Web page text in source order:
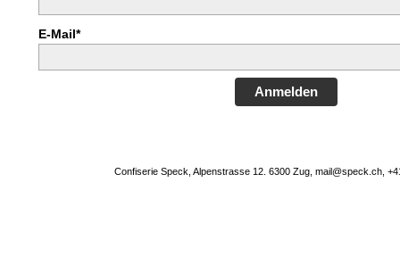
E-Mail*
Anmelden
Confiserie Speck, Alpenstrasse 12. 6300 Zug, mail@speck.ch,